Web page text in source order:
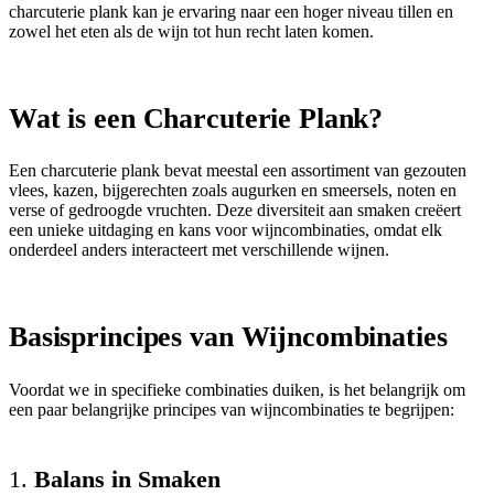
charcuterie plank kan je ervaring naar een hoger niveau tillen en
zowel het eten als de wijn tot hun recht laten komen.
Wat is een Charcuterie Plank?
Een charcuterie plank bevat meestal een assortiment van gezouten
vlees, kazen, bijgerechten zoals augurken en smeersels, noten en
verse of gedroogde vruchten. Deze diversiteit aan smaken creëert
een unieke uitdaging en kans voor wijncombinaties, omdat elk
onderdeel anders interacteert met verschillende wijnen.
Basisprincipes van Wijncombinaties
Voordat we in specifieke combinaties duiken, is het belangrijk om
een paar belangrijke principes van wijncombinaties te begrijpen:
1. Balans in Smaken